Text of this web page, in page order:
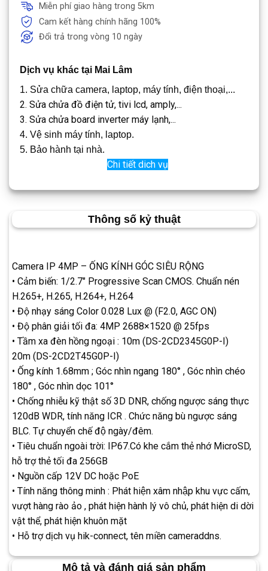
Miễn phí giao hàng trong 5km
Cam kết hàng chính hãng 100%
Đổi trả trong vòng 10 ngày
Dịch vụ khác tại Mai Lâm
1. Sửa chữa camera, laptop, máy tính, điện thoại,...
2. Sửa chửa đồ điện tử, tivi lcd, amply,...
3. Sửa chửa board inverter máy lạnh,...
4. Vệ sinh máy tính, laptop.
5. Bảo hành tại nhà.
Chi tiết dich vụ
Thông số kỷ thuật
Camera IP 4MP – ỐNG KÍNH GÓC SIÊU RỘNG
• Cảm biến: 1/2.7″ Progressive Scan CMOS. Chuẩn nén
H.265+, H.265, H.264+, H.264
• Độ nhạy sáng Color 0.028 Lux @ (F2.0, AGC ON)
• Độ phân giải tối đa: 4MP 2688×1520 @ 25fps
• Tầm xa đèn hồng ngoại : 10m (DS-2CD2345G0P-I)
20m (DS-2CD2T45G0P-I)
• Ống kính 1.68mm ; Góc nhìn ngang 180° , Góc nhìn chéo
180° , Góc nhìn dọc 101°
• Chống nhiễu kỹ thật số 3D DNR, chống ngược sáng thực
120dB WDR, tính năng ICR . Chức năng bù ngược sáng
BLC. Tự chuyển chế độ ngày/đêm.
• Tiêu chuẩn ngoài trời: IP67.Có khe cắm thẻ nhớ MicroSD,
hỗ trợ thẻ tối đa 256GB
• Nguồn cấp 12V DC hoặc PoE
• Tính năng thông minh : Phát hiện xâm nhập khu vực cấm,
vượt hàng rào ảo , phát hiện hành lý vô chủ, phát hiện di dời
vật thể, phát hiện khuôn mặt
• Hỗ trợ dịch vụ hik-connect, tên miền cameraddns.
Mô tả và đánh giá sản phẩm